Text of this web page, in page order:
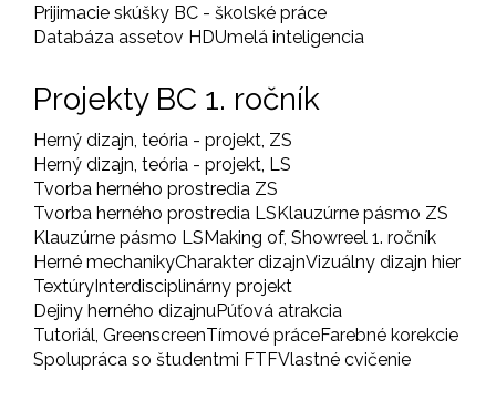
Prijimacie skúšky BC - školské práce
Databáza assetov HDUmelá inteligencia
Projekty BC 1. ročník
Herný dizajn, teória - projekt, ZS
Herný dizajn, teória - projekt, LS
Tvorba herného prostredia ZS
Tvorba herného prostredia LSKlauzúrne pásmo ZS
Klauzúrne pásmo LSMaking of, Showreel 1. ročník
Herné mechanikyCharakter dizajnVizuálny dizajn hier
TextúryInterdisciplinárny projekt
Dejiny herného dizajnuPúťová atrakcia
Tutoriál, GreenscreenTímové práceFarebné korekcie
Spolupráca so študentmi FTFVlastné cvičenie